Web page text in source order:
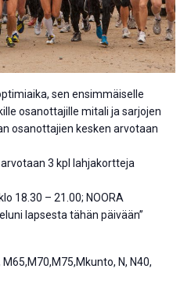
sen ensimmäiselle
osanottajille mitali ja sarjojen
osanottajien kesken arvotaan
3 kpl lahjakortteja
18.30 – 21.00; NOORA
lapsesta tähän päivään”
N, N40,